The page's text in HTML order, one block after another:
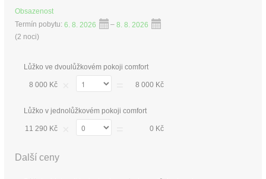
Obsazenost
Termín pobytu: 6. 8. 2026 – 8. 8. 2026
(2 noci)
Lůžko ve dvoulůžkovém pokoji comfort
8 000 Kč 8 000 Kč
Lůžko v jednolůžkovém pokoji comfort
11 290 Kč 0 Kč
Další ceny